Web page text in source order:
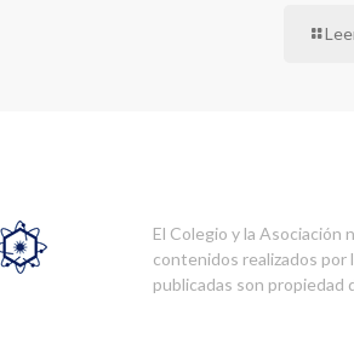
El Colegio y la Asociación
contenidos realizados por
publicadas son propiedad